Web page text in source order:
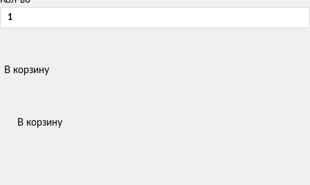
В корзину
В корзину